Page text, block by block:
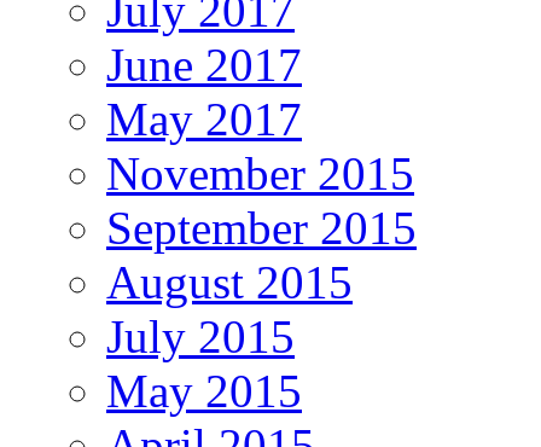
July 2017
June 2017
May 2017
November 2015
September 2015
August 2015
July 2015
May 2015